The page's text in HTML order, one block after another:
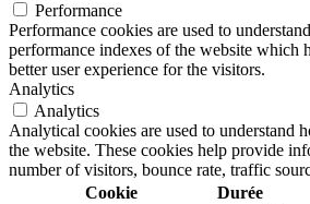
Performance
Performance cookies are used to
performance indexes of the website which
better user experience for the visitors.
Analytics
Analytics
Analytical cookies are used to understand
the website. These cookies help provide
number of visitors, bounce rate, traffic
Cookie
Durée